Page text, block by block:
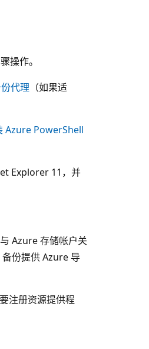
操作。
代理 （如果适
Azure PowerShell
Explorer 11，并
Azure 存储帐户关
份提供 Azure 导
注册资源提供程